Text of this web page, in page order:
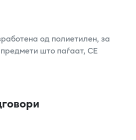
од полиетилен, за
што паѓаат, CE